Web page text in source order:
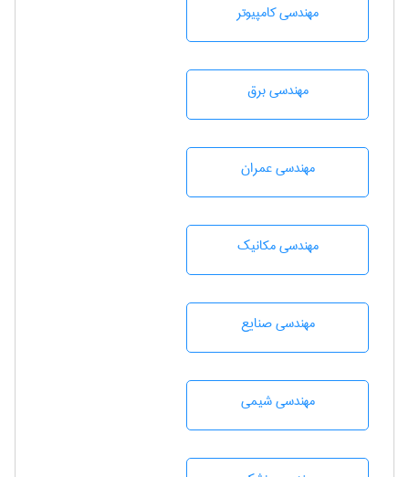
مهندسی كامپيوتر
مهندسی برق
مهندسی عمران
مهندسی مکانیک
مهندسی صنايع
مهندسي شيمی